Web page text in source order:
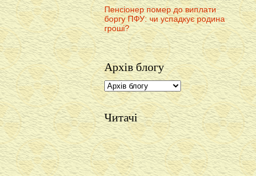
Пенсіонер помер до виплати
боргу ПФУ: чи успадкує родина
гроші?
Архів блогу
Читачі